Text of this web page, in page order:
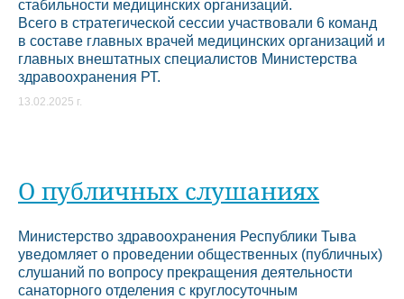
стабильности медицинских организаций.
Всего в стратегической сессии участвовали 6 команд
в составе главных врачей медицинских организаций и
главных внештатных специалистов Министерства
здравоохранения РТ.
13.02.2025 г.
О публичных слушаниях
Министерство здравоохранения Республики Тыва
уведомляет о проведении общественных (публичных)
слушаний по вопросу прекращения деятельности
санаторного отделения с круглосуточным